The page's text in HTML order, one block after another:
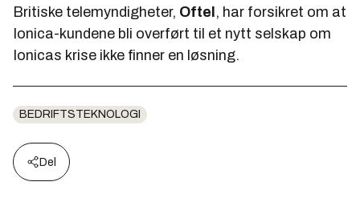
Britiske telemyndigheter, Oftel , har forsikret om at
Ionica-kundene bli overført til et nytt selskap om
Ionicas krise ikke finner en løsning.
BEDRIFTSTEKNOLOGI
Del